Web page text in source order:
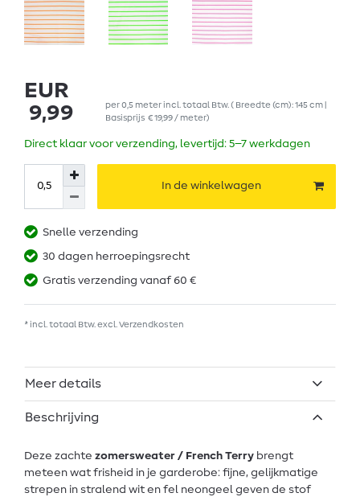
EUR
9,99
per0,5 meterincl. totaal Btw. ( Breedte (cm): 145 cm |
Basisprijs€ 19,99 / meter)
Direct klaar voor verzending, levertijd: 5–7 werkdagen
In de winkelwagen
Snelle verzending
30 dagen herroepingsrecht
Gratis verzending vanaf 60 €
* incl. totaal Btw. excl. Verzendkosten
Meer details
Beschrijving
Deze zachte zomersweater / French Terry brengt
meteen wat frisheid in je garderobe: fijne, gelijkmatige
strepen in stralend wit en fel neongeel geven de stof